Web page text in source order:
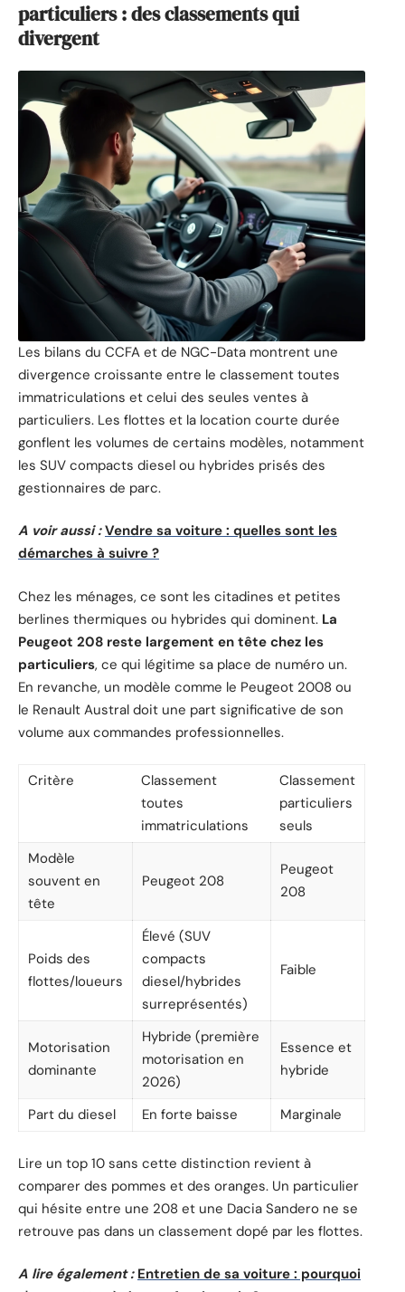
particuliers : des classements qui
divergent
Les bilans du CCFA et de NGC-Data montrent une
divergence croissante entre le classement toutes
immatriculations et celui des seules ventes à
particuliers. Les flottes et la location courte durée
gonflent les volumes de certains modèles, notamment
les SUV compacts diesel ou hybrides prisés des
gestionnaires de parc.
A voir aussi : Vendre sa voiture : quelles sont les
démarches à suivre ?
Chez les ménages, ce sont les citadines et petites
berlines thermiques ou hybrides qui dominent. La
Peugeot 208 reste largement en tête chez les
particuliers, ce qui légitime sa place de numéro un.
En revanche, un modèle comme le Peugeot 2008 ou
le Renault Austral doit une part significative de son
volume aux commandes professionnelles.
Critère
Classement
toutes
immatriculations
Classement
particuliers
seuls
Modèle
souvent en
tête
Peugeot 208
Peugeot
208
Poids des
flottes/loueurs
Élevé (SUV
compacts
diesel/hybrides
surreprésentés)
Faible
Motorisation
dominante
Hybride (première
motorisation en
2026)
Essence et
hybride
Part du diesel En forte baisse Marginale
Lire un top 10 sans cette distinction revient à
comparer des pommes et des oranges. Un particulier
qui hésite entre une 208 et une Dacia Sandero ne se
retrouve pas dans un classement dopé par les flottes.
A lire également : Entretien de sa voiture : pourquoi